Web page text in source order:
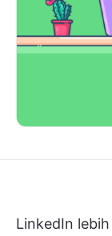
LinkedIn